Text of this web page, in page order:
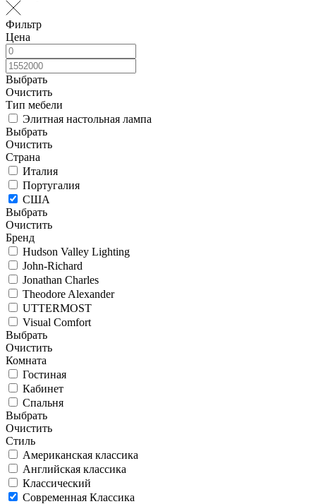
Фильтр
Цена
Выбрать
Очистить
Тип мебели
Элитная настольная лампа
Выбрать
Очистить
Страна
Италия
Португалия
США
Выбрать
Очистить
Бренд
Hudson Valley Lighting
John-Richard
Jonathan Charles
Theodore Alexander
UTTERMOST
Visual Comfort
Выбрать
Очистить
Комната
Гостиная
Кабинет
Спальня
Выбрать
Очистить
Стиль
Американская классика
Английская классика
Классический
Современная Классика